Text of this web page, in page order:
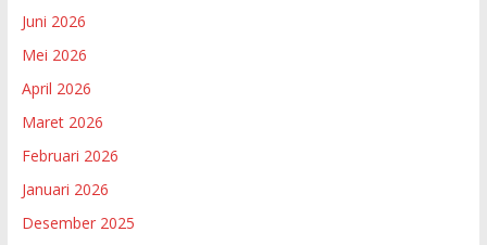
Juni 2026
Mei 2026
April 2026
Maret 2026
Februari 2026
Januari 2026
Desember 2025